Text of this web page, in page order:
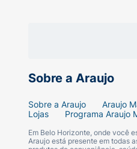
Sobre a Araujo
Sobre a Araujo Araujo
Lojas
Programa Araujo
Em Belo Horizonte, onde você
Araujo está presente em todas